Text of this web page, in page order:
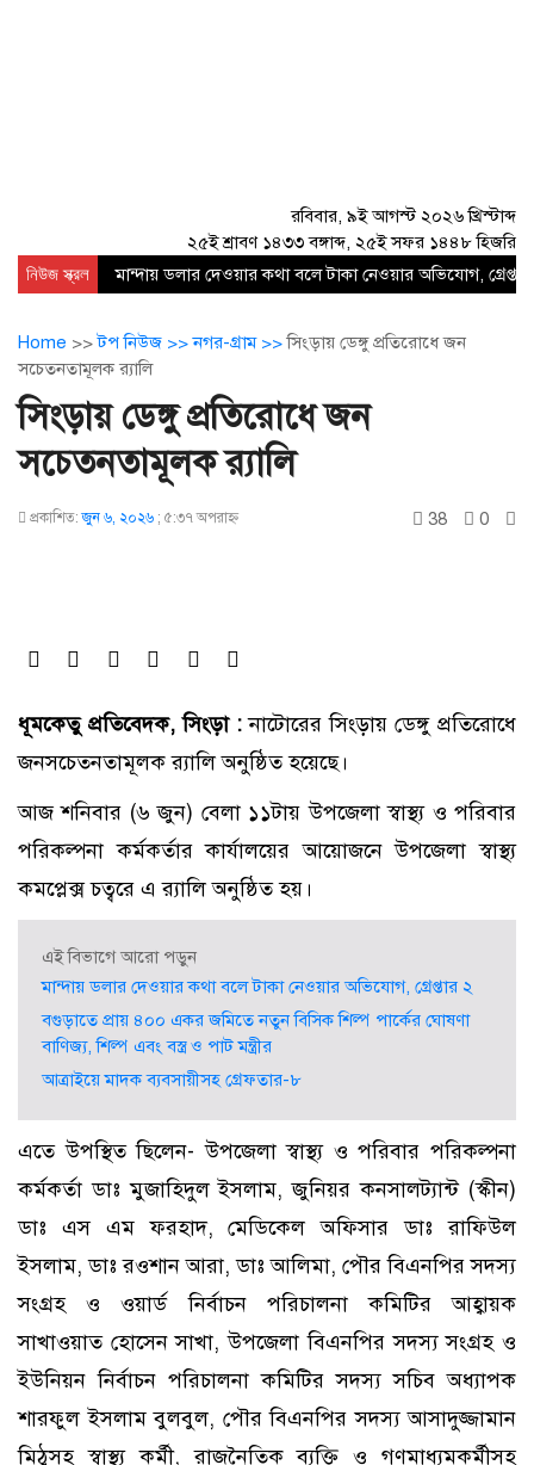
রবিবার, ৯ই আগস্ট ২০২৬ খ্রিস্টাব্দ
২৫ই শ্রাবণ ১৪৩৩ বঙ্গাব্দ, ২৫ই সফর ১৪৪৮ হিজরি
নিউজ স্ক্রল মান্দায় ডলার দেওয়ার কথা বলে টাকা নেওয়ার অভিযোগ,
Home >>টপ নিউজ >>নগর-গ্রাম >>সিংড়ায় ডেঙ্গু প্রতিরোধে জন
সচেতনতামূলক র‍্যালি
সিংড়ায় ডেঙ্গু প্রতিরোধে জন
সচেতনতামূলক র‍্যালি
প্রকাশিত:জুন ৬, ২০২৬ ; ৫:৩৭ অপরাহ্ণ 38 0
ধূমকেতু প্রতিবেদক, সিংড়া :নাটোরের সিংড়ায় ডেঙ্গু প্রতিরোধে
জনসচেতনতামূলক র‍্যালি অনুষ্ঠিত হয়েছে।
আজ শনিবার (৬ জুন) বেলা ১১টায় উপজেলা স্বাস্থ্য ও পরিবার
পরিকল্পনা কর্মকর্তার কার্যালয়ের আয়োজনে উপজেলা স্বাস্থ্য
কমপ্লেক্স চত্বরে এ র‍্যালি অনুষ্ঠিত হয়।
এই বিভাগে আরো পড়ুন
মান্দায় ডলার দেওয়ার কথা বলে টাকা নেওয়ার অভিযোগ, গ্রেপ্তার ২
বগুড়াতে প্রায় ৪০০ একর জমিতে নতুন বিসিক শিল্প পার্কের ঘোষণা
বাণিজ্য, শিল্প এবং বস্ত্র ও পাট মন্ত্রীর
আত্রাইয়ে মাদক ব্যবসায়ীসহ গ্রেফতার-৮
এতে উপস্থিত ছিলেন- উপজেলা স্বাস্থ্য ও পরিবার পরিকল্পনা
কর্মকর্তা ডাঃ মুজাহিদুল ইসলাম, জুনিয়র কনসালট্যান্ট (স্কীন)
ডাঃ এস এম ফরহাদ, মেডিকেল অফিসার ডাঃ রাফিউল
ইসলাম, ডাঃ রওশান আরা, ডাঃ আলিমা, পৌর বিএনপির সদস্য
সংগ্রহ ও ওয়ার্ড নির্বাচন পরিচালনা কমিটির আহ্বায়ক
সাখাওয়াত হোসেন সাখা, উপজেলা বিএনপির সদস্য সংগ্রহ ও
ইউনিয়ন নির্বাচন পরিচালনা কমিটির সদস্য সচিব অধ্যাপক
শারফুল ইসলাম বুলবুল, পৌর বিএনপির সদস্য আসাদুজ্জামান
মিঠুসহ স্বাস্থ্য কর্মী, রাজনৈতিক ব্যক্তি ও গণমাধ্যমকর্মীসহ